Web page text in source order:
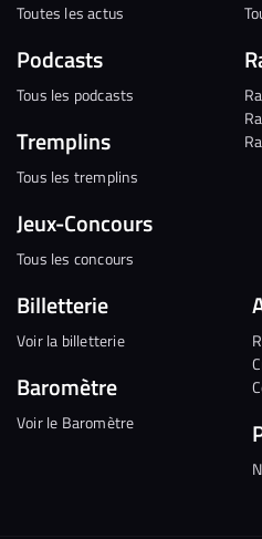
Toutes les actus
Podcasts
Tous les podcasts
Tremplins
Tous les tremplins
Jeux-Concours
Tous les concours
Billetterie
Voir la billetterie
Baromètre
Voir le Baromètre